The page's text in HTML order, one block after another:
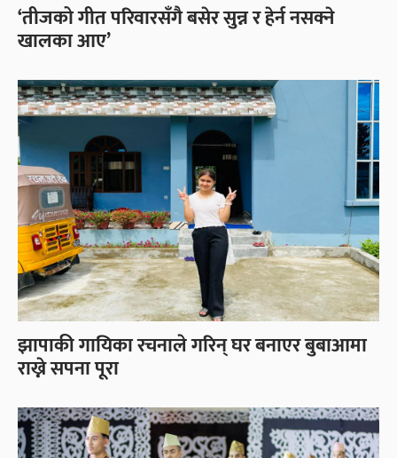
‘तीजको गीत परिवारसँगै बसेर सुन्न र हेर्न नसक्ने
खालका आए’
झापाकी गायिका रचनाले गरिन् घर बनाएर बुबाआमा
राख्ने सपना पूरा